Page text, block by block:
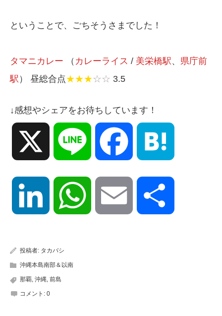
ということで、ごちそうさまでした！
タマニカレー （ カレーライス / 美栄橋駅、 県庁前
駅 ） 昼総合点★★★☆☆ 3.5
↓感想やシェアをお待ちしています！
Line Facebook
LinkedIn WhatsApp Email
投稿者: タカバシ
沖縄本島南部＆以南
那覇, 沖縄, 前島
コメント: 0